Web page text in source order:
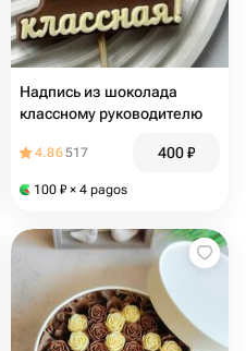
Надпись из шоколада
классному руководителю
4.86517 400₽
100 ₽ × 4 pagos